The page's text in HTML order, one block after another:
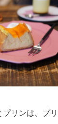
リンは、プ